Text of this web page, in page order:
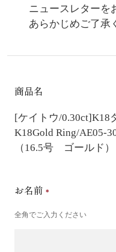
ニュースレターを
あらかじめご了承
商品名
[ケイトウ/0.30ct]K18
K18Gold Ring/AE05-
（16.5号 ゴールド）
お名前
全角でご入力ください